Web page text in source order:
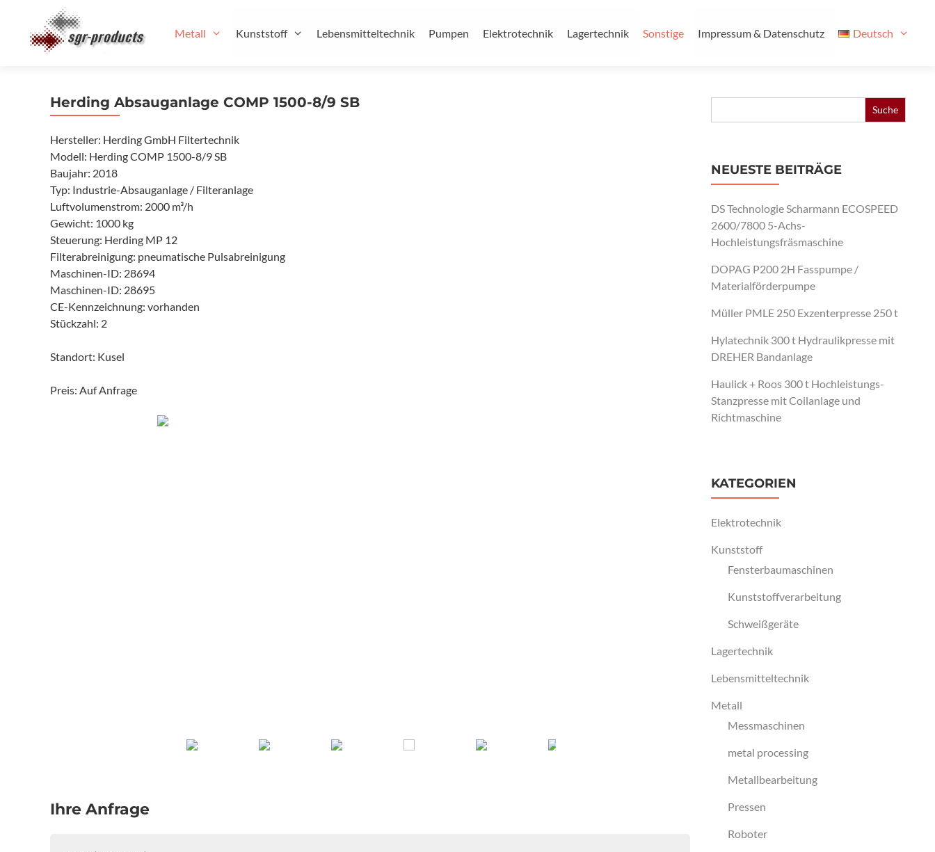
springen
Metall Kunststoff Lebensmitteltechnik Pumpen Elektrotechnik Lagertechnik Sonstige Impressum & Datenschutz Deutsch
Herding Absauganlage COMP 1500-8/9 SB
Hersteller: Herding GmbH Filtertechnik
Modell: Herding COMP 1500-8/9 SB
Baujahr: 2018
Typ: Industrie-Absauganlage / Filteranlage
Luftvolumenstrom: 2000 m³/h
Gewicht: 1000 kg
Steuerung: Herding MP 12
Filterabreinigung: pneumatische Pulsabreinigung
Maschinen-ID: 28694
Maschinen-ID: 28695
CE-Kennzeichnung: vorhanden
Stückzahl: 2
Standort: Kusel
Preis: Auf Anfrage
Ihre Anfrage
Search
NEUESTE BEITRÄGE
DS Technologie Scharmann ECOSPEED
2600/7800 5-Achs-
Hochleistungsfräsmaschine
DOPAG P200 2H Fasspumpe /
Materialförderpumpe
Müller PMLE 250 Exzenterpresse 250 t
Hylatechnik 300 t Hydraulikpresse mit
DREHER Bandanlage
Haulick + Roos 300 t Hochleistungs-
Stanzpresse mit Coilanlage und
Richtmaschine
KATEGORIEN
Elektrotechnik
Kunststoff
Fensterbaumaschinen
Kunststoffverarbeitung
Schweißgeräte
Lagertechnik
Lebensmitteltechnik
Metall
Messmaschinen
metal processing
Metallbearbeitung
Pressen
Roboter